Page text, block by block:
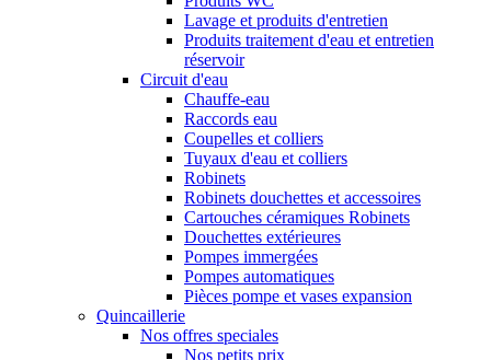
Lavage et produits d'entretien
Produits traitement d'eau et entretien
réservoir
Circuit d'eau
Chauffe-eau
Raccords eau
Coupelles et colliers
Tuyaux d'eau et colliers
Robinets
Robinets douchettes et accessoires
Cartouches céramiques Robinets
Douchettes extérieures
Pompes immergées
Pompes automatiques
Pièces pompe et vases expansion
Quincaillerie
Nos offres speciales
Nos petits prix